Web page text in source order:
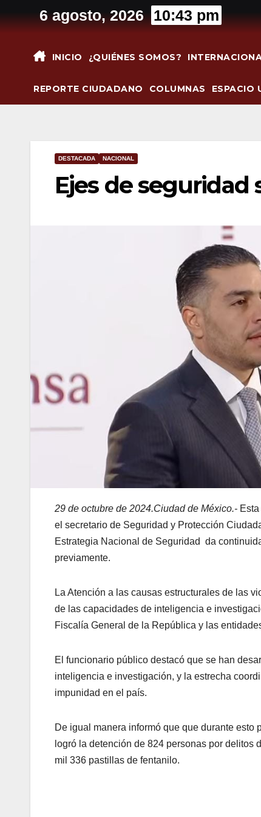
al
6 agosto, 2026 10:43 pm
INICIO ¿QUIÉNES SOMOS?
REPORTE CIUDADANO COLUMNAS ESPACIO
DESTACADA NACIONAL
Ejes de seguridad
29 de octubre de 2024.Ciudad de México.-
el secretario de Seguridad y Protección
Estrategia Nacional de Seguridad da
previamente.
La Atención a las causas estructurales de las
de las capacidades de inteligencia e
Fiscalía General de la República y las
El funcionario público destacó que se han
inteligencia e investigación, y la estrecha
impunidad en el país.
De igual manera informó que que durante
logró la detención de 824 personas por
mil 336 pastillas de fentanilo.